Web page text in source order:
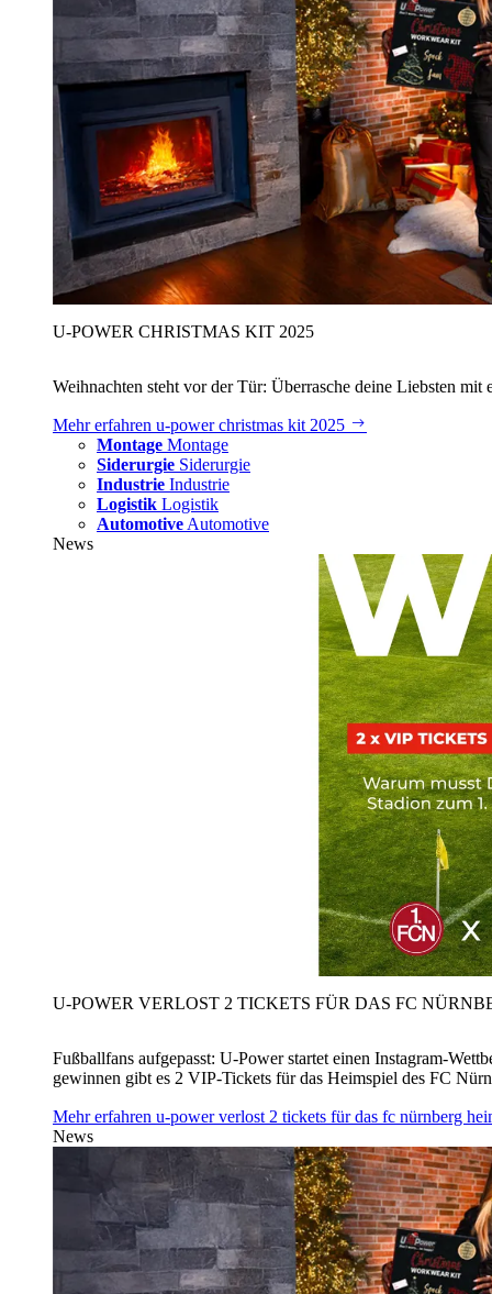
U‑POWER CHRISTMAS KIT 2025
Weihnachten steht vor der Tür: Überrasche deine Liebsten
Mehr erfahren u‑power christmas kit 2025
Montage Montage
Siderurgie Siderurgie
Industrie Industrie
Logistik Logistik
Automotive Automotive
News
U‑POWER VERLOST 2 TICKETS FÜR DAS FC
Fußballfans aufgepasst: U‑Power startet einen Instagram-
gewinnen gibt es 2 VIP-Tickets für das Heimspiel des FC
Mehr erfahren u‑power verlost 2 tickets für das fc nürnberg
News